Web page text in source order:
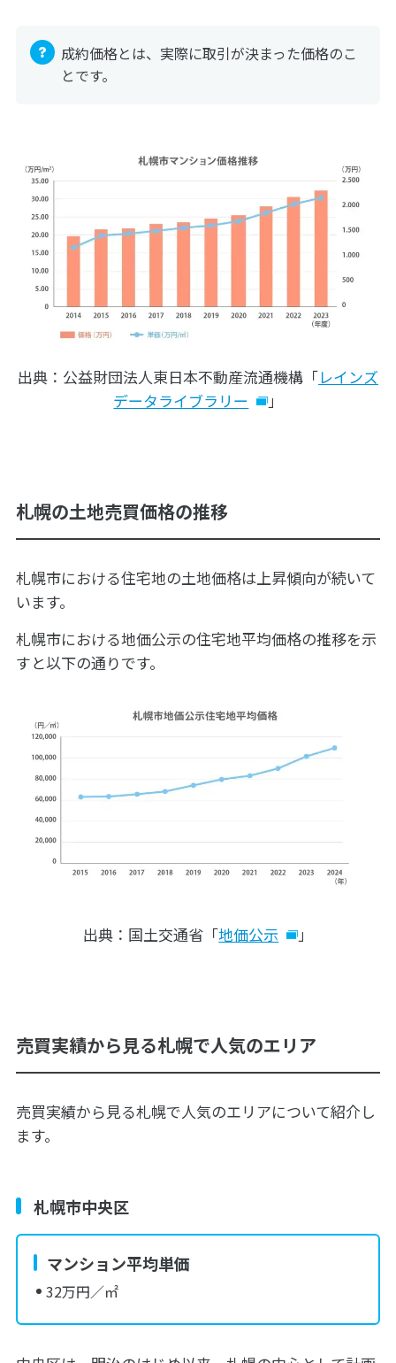
成約価格とは、実際に取引が決まった価格のこ
とです。
出典：公益財団法人東日本不動産流通機構「レインズ
データライブラリー
」
札幌の土地売買価格の推移
札幌市における住宅地の土地価格は上昇傾向が続いて
います。
札幌市における地価公示の住宅地平均価格の推移を示
すと以下の通りです。
出典：国土交通省「地価公示 」
売買実績から見る札幌で人気のエリア
売買実績から見る札幌で人気のエリアについて紹介し
ます。
札幌市中央区
マンション平均単価
32万円／㎡